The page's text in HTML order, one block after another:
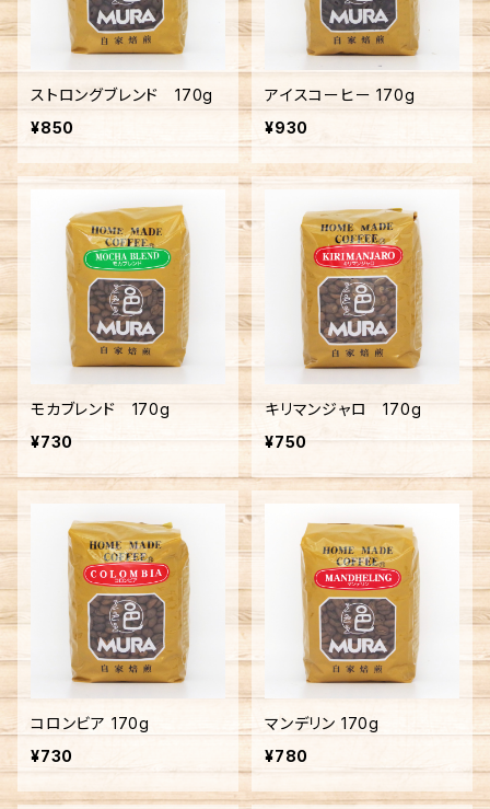
ストロングブレンド 170g
¥850
アイスコーヒー 170g
¥930
モカブレンド 170g
¥730
キリマンジャロ 170g
¥750
コロンビア 170g
¥730
マンデリン 170g
¥780